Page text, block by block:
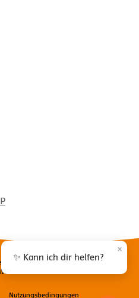
Schulbuch GmbH & Co. KG,
Nutzungsbedingungen
✨ Kann ich dir helfen?
×